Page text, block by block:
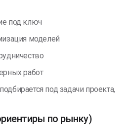
под ключ
моделей
работ
под задачи проекта,
по рынку)